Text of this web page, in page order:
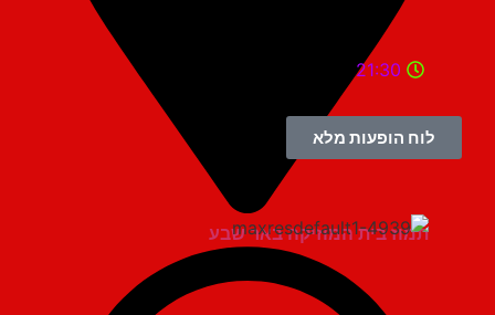
תמוז בית המוזיקה באר שבע
21:30
לוח הופעות מלא